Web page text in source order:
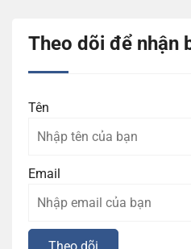
Theo dõi để nhận
Tên
Email